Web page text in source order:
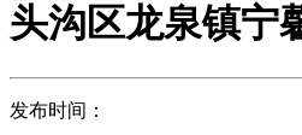
头沟区龙泉镇宁
发布时间：